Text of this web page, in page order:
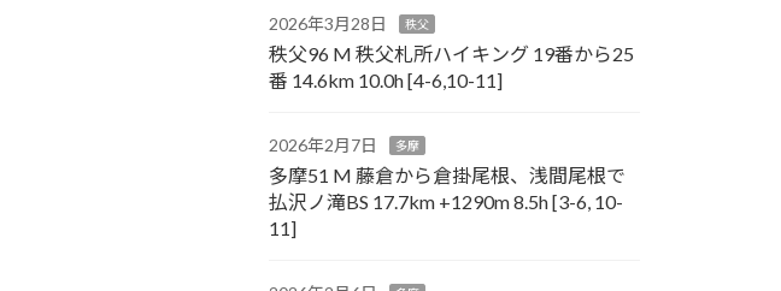
2026年3月28日 秩父
秩父96 M 秩父札所ハイキング 19番から25
番 14.6km 10.0h [4-6,10-11]
2026年2月7日 多摩
多摩51 M 藤倉から倉掛尾根、浅間尾根で
払沢ノ滝BS 17.7km +1290m 8.5h [3-6, 10-
11]